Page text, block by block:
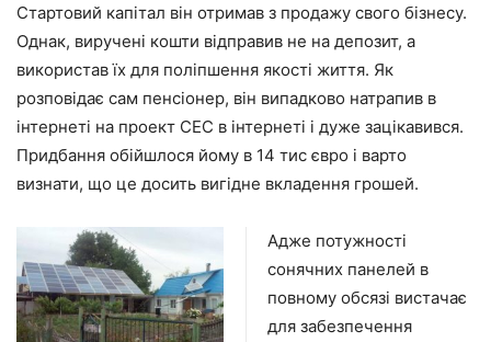
Стартовий капітал він отримав з продажу свого бізнесу.
Однак, виручені кошти відправив не на депозит, а
використав їх для поліпшення якості життя. Як
розповідає сам пенсіонер, він випадково натрапив в
інтернеті на проект СЕС в інтернеті і дуже зацікавився.
Придбання обійшлося йому в 14 тис євро і варто
визнати, що це досить вигідне вкладення грошей.
Адже потужності
сонячних панелей в
повному обсязі вистачає
для забезпечення